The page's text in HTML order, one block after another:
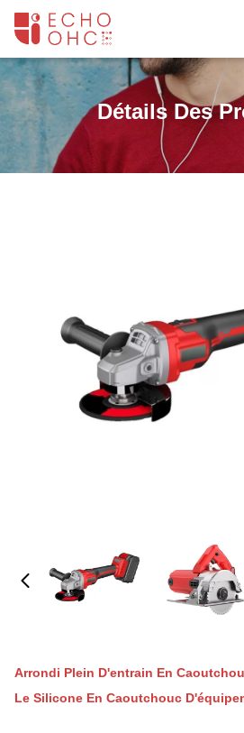
Détails Des
Arrondi Plein D'entrain En
Le Silicone En Caoutchouc